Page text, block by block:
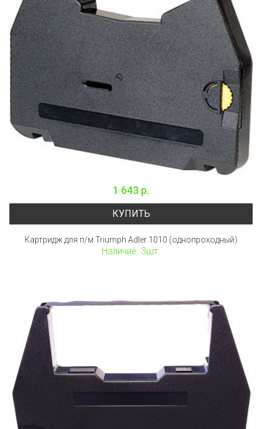
1 643 р.
КУПИТЬ
Картридж для п/м Triumph Adler 1010 (однопроходный)
Наличие: 3шт.